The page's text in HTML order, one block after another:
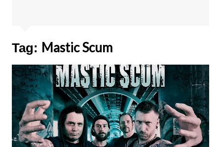
Tag: Mastic Scum